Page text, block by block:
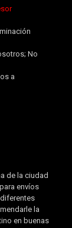
No
a
de la ciudad
envíos
la
en buenas